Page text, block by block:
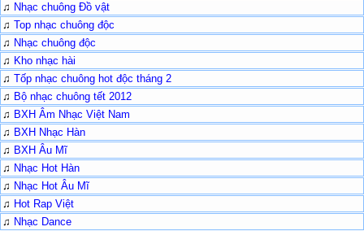
♫ Nhạc chuông Đồ vật
♫ Top nhạc chuông độc
♫ Nhạc chuông độc
♫ Kho nhạc hài
♫ Tốp nhạc chuông hot độc tháng 2
♫ Bộ nhạc chuông tết 2012
♫ BXH Âm Nhạc Việt Nam
♫ BXH Nhạc Hàn
♫ BXH Âu Mĩ
♫ Nhạc Hot Hàn
♫ Nhạc Hot Âu Mĩ
♫ Hot Rap Việt
♫ Nhạc Dance